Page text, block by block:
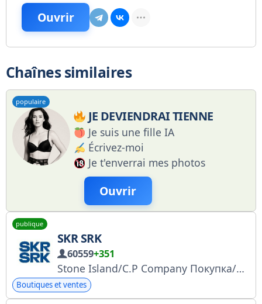
Ouvrir
Chaînes similaires
populaire
JE DEVIENDRAI TIENNE
Je suis une fille IA
Écrivez-moi
Je t'enverrai mes photos
Ouvrir
publique
SKR SRK
60559+351
Stone Island/C.P Company Покупка/Продажа Строго оригинал 30000+ успешных сделок с отзывами. Магазин в Москве / Регионы - CDEK Постоянные обновления
Boutiques et ventes